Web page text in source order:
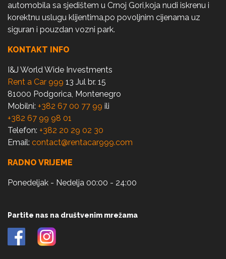
automobila sa sjedištem u Crnoj Gori,koja nudi iskrenu i
korektnu uslugu klijentima,po povoljnim cijenama uz
siguran i pouzdan vozni park.
KONTAKT INFO
I&J World Wide Investments
Rent a Car 999 13 Jul br. 15
81000 Podgorica, Montenegro
Mobilni: +382 67 00 77 99 ili
+382 67 99 98 01
Telefon: +382 20 29 02 30
Email: contact@rentacar999.com
RADNO VRIJEME
Ponedeljak - Nedelja 00:00 - 24:00
Partite nas na društvenim mrežama